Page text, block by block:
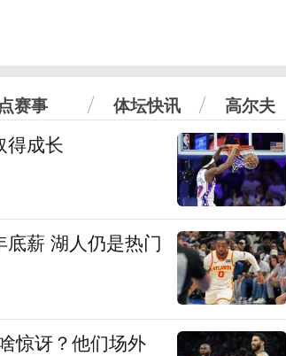
赛事 体坛快讯 高尔夫
得成长
薪 湖人仍是热门
惊讶？他们场外